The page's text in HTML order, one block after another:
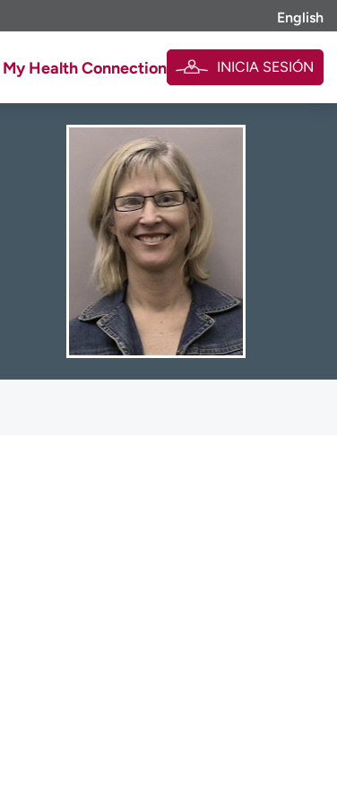
English
My Health Connection INICIA SESIÓN